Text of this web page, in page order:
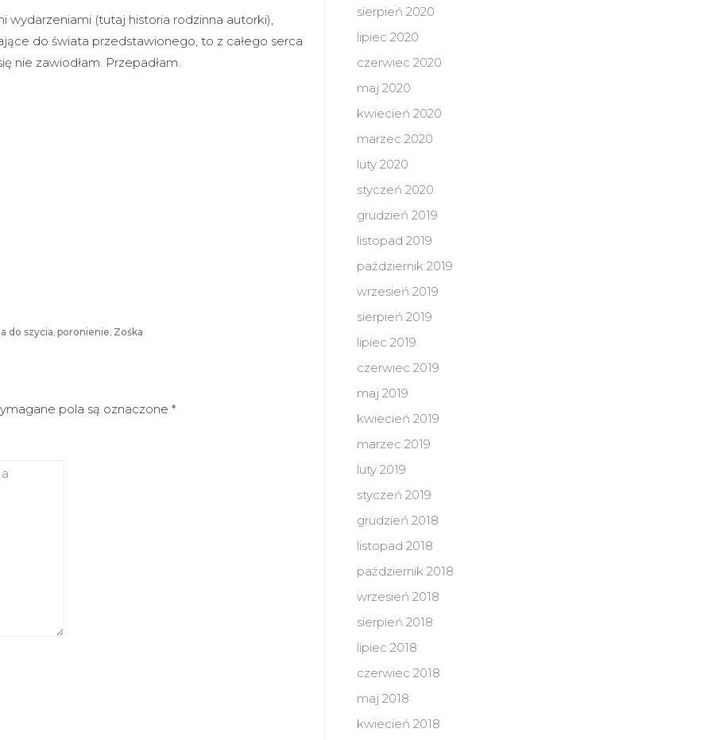
wydarzeniami (tutaj historia rodzinna autorki),
do świata przedstawionego, to z całego serca
nie zawiodłam. Przepadłam.
do szycia, poronienie, Zośka
pola są oznaczone *
sierpień 2020
lipiec 2020
czerwiec 2020
maj 2020
kwiecień 2020
marzec 2020
luty 2020
styczeń 2020
grudzień 2019
listopad 2019
październik 2019
wrzesień 2019
sierpień 2019
lipiec 2019
czerwiec 2019
maj 2019
kwiecień 2019
marzec 2019
luty 2019
styczeń 2019
grudzień 2018
listopad 2018
październik 2018
wrzesień 2018
sierpień 2018
lipiec 2018
czerwiec 2018
maj 2018
kwiecień 2018